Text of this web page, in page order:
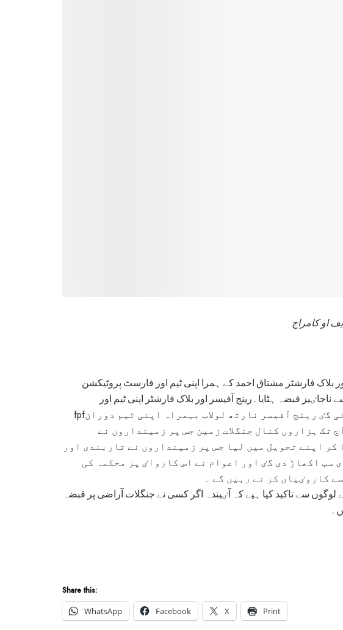
او کامراج
بلاک فارشٹر مشتاق احمد کے ہمرا اپنی ٹیم اور فارسٹ پروٹیکشن
قبضہ ہٹایا۔رینج آفیسر اور بلاک فارشٹر اپنی ٹیم اور
fpfکےہمرہ آج تک لاتعداد جنگلات زمین کو منہندم کرائی گٸ رینج آفیسر نارتھ لولاب بہمراہ اپنی ٹیم دوران
تک ہزاروں کنال جنگلات زمین جس پر زمینداروں نے
اپنے تحویل میں لیا جس پر زمینداروں نے تاربندی اور
سب اکھاڑ دی گٸ اور اعوام نے اس کارواٸ پر محکمہ کی
کاروٸیاں کر تے رہیں گے ۔
لوگوں سے تاکید کیا ہیے کہ آٸیندہ اگر کسی نے جنگلات آراضی پر قبضہ
Share this:
WhatsApp
Facebook X Print